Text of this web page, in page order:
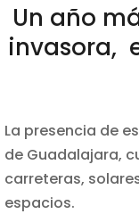
Un año
invasora,
La presencia de
de Guadalajara,
carreteras,
espacios.